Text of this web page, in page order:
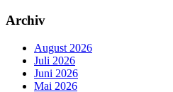
Archiv
August 2026
Juli 2026
Juni 2026
Mai 2026